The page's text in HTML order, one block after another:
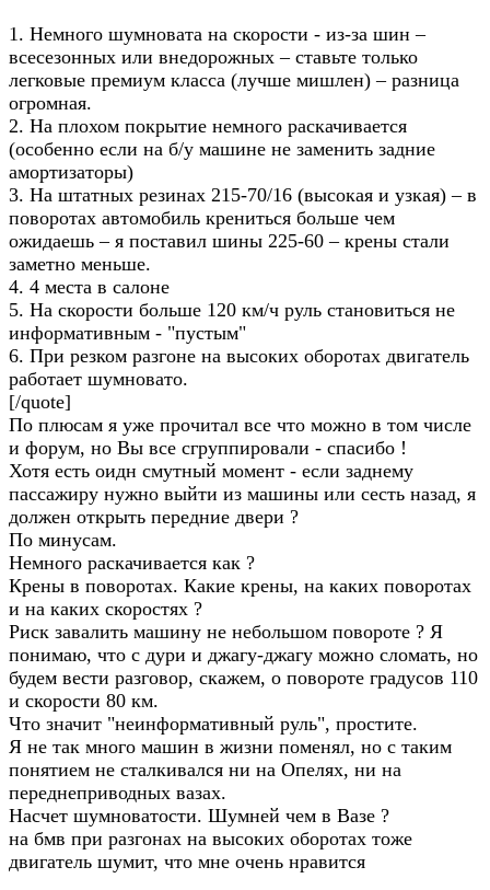
1. Немного шумновата на скорости - из-за шин –
всесезонных или внедорожных – ставьте только
легковые премиум класса (лучше мишлен) – разница
огромная.
2. На плохом покрытие немного раскачивается
(особенно если на б/у машине не заменить задние
амортизаторы)
3. На штатных резинах 215-70/16 (высокая и узкая) – в
поворотах автомобиль крениться больше чем
ожидаешь – я поставил шины 225-60 – крены стали
заметно меньше.
4. 4 места в салоне
5. На скорости больше 120 км/ч руль становиться не
информативным - "пустым"
6. При резком разгоне на высоких оборотах двигатель
работает шумновато.
[/quote]
По плюсам я уже прочитал все что можно в том числе
и форум, но Вы все сгруппировали - спасибо !
Хотя есть оидн смутный момент - если заднему
пассажиру нужно выйти из машины или сесть назад, я
должен открыть передние двери ?
По минусам.
Немного раскачивается как ?
Крены в поворотах. Какие крены, на каких поворотах
и на каких скоростях ?
Риск завалить машину не небольшом повороте ? Я
понимаю, что с дури и джагу-джагу можно сломать, но
будем вести разговор, скажем, о повороте градусов 110
и скорости 80 км.
Что значит "неинформативный руль", простите.
Я не так много машин в жизни поменял, но с таким
понятием не сталкивался ни на Опелях, ни на
переднеприводных вазах.
Насчет шумноватости. Шумней чем в Вазе ?
на бмв при разгонах на высоких оборотах тоже
двигатель шумит, что мне очень нравится